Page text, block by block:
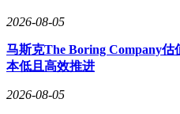
2026-08-05
马斯克The Boring Company
本低且高效推进
2026-08-05